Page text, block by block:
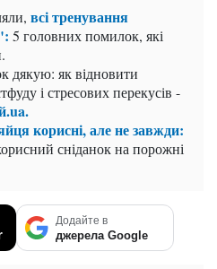
всі тренування
5 головних помилок, які
дякую: як відновити
і стресових перекусів -
корисні, але не завжди:
сніданок на порожні
Додайте в
джерела Google